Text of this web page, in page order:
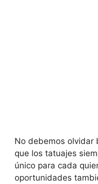
No debemos olvidar
que los tatuajes
único para cada
oportunidades